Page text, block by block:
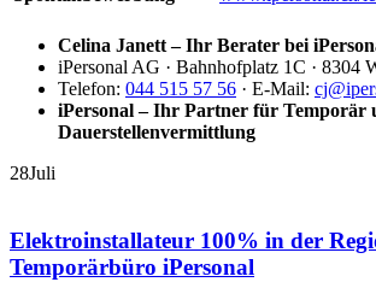
Celina Janett – Ihr Berater bei
iPersonal AG · Bahnhofplatz 1C · 8304
Telefon: 044 515 57 56 · E-Mail:
iPersonal – Ihr Partner für Temporär
Dauerstellenvermittlung
28Juli
Elektroinstallateur 100% in der
Temporärbüro iPersonal